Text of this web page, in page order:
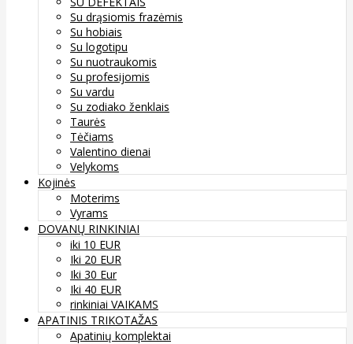
Su drąsiomis frazėmis
Su hobiais
Su logotipu
Su nuotraukomis
Su profesijomis
Su vardu
Su zodiako ženklais
Taurės
Tėčiams
Valentino dienai
Velykoms
Kojinės
Moterims
Vyrams
DOVANŲ RINKINIAI
iki 10 EUR
Iki 20 EUR
Iki 30 Eur
Iki 40 EUR
rinkiniai VAIKAMS
APATINIS TRIKOTAŽAS
Apatinių komplektai